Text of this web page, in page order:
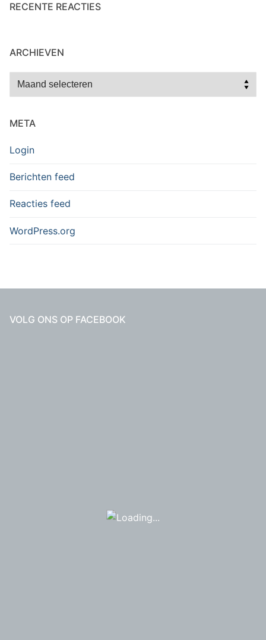
RECENTE REACTIES
ARCHIEVEN
Archieven
META
Login
Berichten feed
Reacties feed
WordPress.org
VOLG ONS OP FACEBOOK